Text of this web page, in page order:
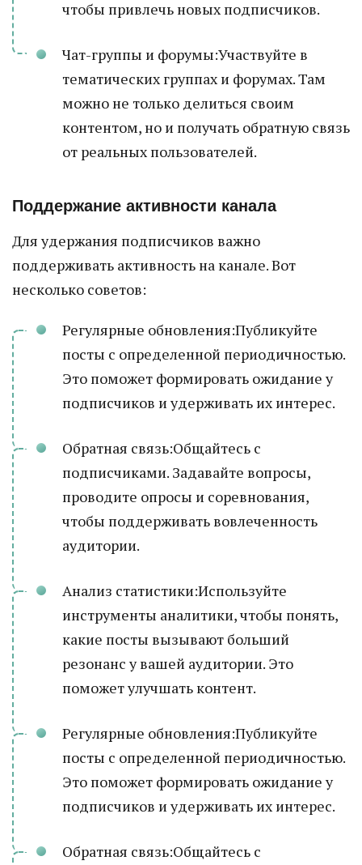
чтобы привлечь новых подписчиков.
Чат-группы и форумы:Участвуйте в
тематических группах и форумах. Там
можно не только делиться своим
контентом, но и получать обратную связь
от реальных пользователей.
Поддержание активности канала
Для удержания подписчиков важно
поддерживать активность на канале. Вот
несколько советов:
Регулярные обновления:Публикуйте
посты с определенной периодичностью.
Это поможет формировать ожидание у
подписчиков и удерживать их интерес.
Обратная связь:Общайтесь с
подписчиками. Задавайте вопросы,
проводите опросы и соревнования,
чтобы поддерживать вовлеченность
аудитории.
Анализ статистики:Используйте
инструменты аналитики, чтобы понять,
какие посты вызывают больший
резонанс у вашей аудитории. Это
поможет улучшать контент.
Регулярные обновления:Публикуйте
посты с определенной периодичностью.
Это поможет формировать ожидание у
подписчиков и удерживать их интерес.
Обратная связь:Общайтесь с